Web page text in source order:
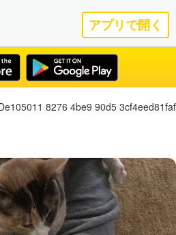
アプリで開く